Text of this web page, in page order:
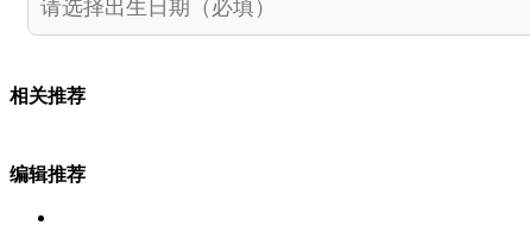
相关推荐
编辑推荐